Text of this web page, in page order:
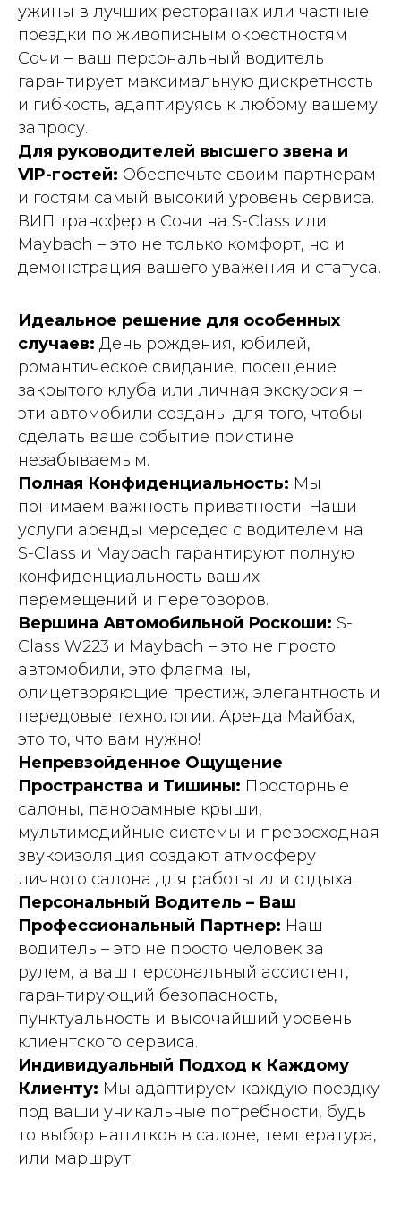
ужины в лучших ресторанах или частные
поездки по живописным окрестностям
Сочи – ваш персональный водитель
гарантирует максимальную дискретность
и гибкость, адаптируясь к любому вашему
запросу.
Для руководителей высшего звена и
VIP-гостей: Обеспечьте своим партнерам
и гостям самый высокий уровень сервиса.
ВИП трансфер в Сочи на S-Class или
Maybach – это не только комфорт, но и
демонстрация вашего уважения и статуса.
Идеальное решение для особенных
случаев: День рождения, юбилей,
романтическое свидание, посещение
закрытого клуба или личная экскурсия –
эти автомобили созданы для того, чтобы
сделать ваше событие поистине
незабываемым.
Полная Конфиденциальность: Мы
понимаем важность приватности. Наши
услуги аренды мерседес с водителем на
S-Class и Maybach гарантируют полную
конфиденциальность ваших
перемещений и переговоров.
Вершина Автомобильной Роскоши: S-
Class W223 и Maybach – это не просто
автомобили, это флагманы,
олицетворяющие престиж, элегантность и
передовые технологии. Аренда Майбах,
это то, что вам нужно!
Непревзойденное Ощущение
Пространства и Тишины: Просторные
салоны, панорамные крыши,
мультимедийные системы и превосходная
звукоизоляция создают атмосферу
личного салона для работы или отдыха.
Персональный Водитель – Ваш
Профессиональный Партнер: Наш
водитель – это не просто человек за
рулем, а ваш персональный ассистент,
гарантирующий безопасность,
пунктуальность и высочайший уровень
клиентского сервиса.
Индивидуальный Подход к Каждому
Клиенту: Мы адаптируем каждую поездку
под ваши уникальные потребности, будь
то выбор напитков в салоне, температура,
или маршрут.